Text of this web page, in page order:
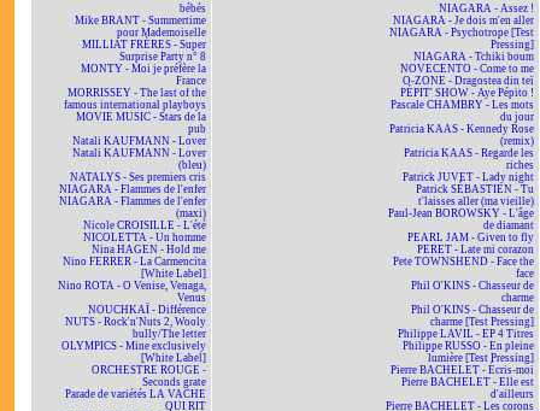
bébés
Mike BRANT - Summertime
pour Mademoiselle
MILLIAT FRÈRES - Super
Surprise Party n° 8
MONTY - Moi je préfère la
France
MORRISSEY - The last of the
famous international playboys
MOVIE MUSIC - Stars de la
pub
Natali KAUFMANN - Lover
Natali KAUFMANN - Lover
(bleu)
NATALYS - Ses premiers cris
NIAGARA - Flammes de l'enfer
NIAGARA - Flammes de l'enfer
(maxi)
Nicole CROISILLE - L'été
NICOLETTA - Un homme
Nina HAGEN - Hold me
Nino FERRER - La Carmencita
[White Label]
Nino ROTA - O Venise, Venaga,
Venus
NOUCHKAÏ - Différence
NUTS - Rock'n'Nuts 2, Wooly
bully/The letter
OLYMPICS - Mine exclusively
[White Label]
ORCHESTRE ROUGE -
Seconds grate
Parade de variétés LA VACHE
QUI RIT
NIAGARA - Assez !
NIAGARA - Je dois m'en aller
NIAGARA - Psychotrope [Test
Pressing]
NIAGARA - Tchiki boum
NOVECENTO - Come to me
O-ZONE - Dragostea din teï
PÉPIT' SHOW - Aye Pépito !
Pascale CHAMBRY - Les mots
du jour
Patricia KAAS - Kennedy Rose
(remix)
Patricia KAAS - Regarde les
riches
Patrick JUVET - Lady night
Patrick SÉBASTIEN - Tu
t'laisses aller (ma vieille)
Paul-Jean BOROWSKY - L'âge
de diamant
PEARL JAM - Given to fly
PERET - Late mi corazon
Pete TOWNSHEND - Face the
face
Phil O'KINS - Chasseur de
charme
Phil O'KINS - Chasseur de
charme [Test Pressing]
Philippe LAVIL - EP 4 Titres
Philippe RUSSO - En pleine
lumière [Test Pressing]
Pierre BACHELET - Écris-moi
Pierre BACHELET - Elle est
d'ailleurs
Pierre BACHELET - Les corons